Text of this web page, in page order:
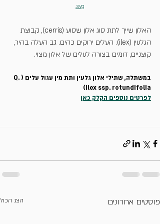
.svg
האלון שייך לתת סוג אלון שסוע (cerris), קבוצת
הגלעין (ilex). העלים ירוקים כהים. גב העלה בהיר,
קוצניים, דומים בצורה לעלים של אלון מצוי.
במשתלה, שתילי אלון גלעין ותת מין עגול עלים (Q.
ilex ssp. rotundifolia)
לפרטים נוספים הקלק כאן
פוסטים אחרונים הצג הכול